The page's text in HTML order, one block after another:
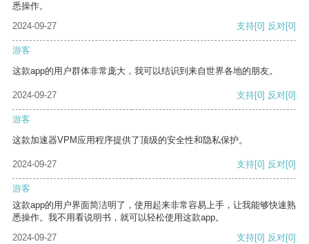
悉操作。
2024-09-27
支持[0] 反对[0]
游客
这款app的用户群体非常庞大，我可以结识到来自世界各地的朋友。
2024-09-27 支持[0] 反对[0]
游客
这款加速器VPM应用程序提供了顶级的安全性和隐私保护。
2024-09-27 支持[0] 反对[0]
游客
这款app的用户界面简洁明了，使用起来非常容易上手，让我能够快速熟
悉操作。我不用看说明书，就可以轻松使用这款app。
2024-09-27
支持[0] 反对[0]